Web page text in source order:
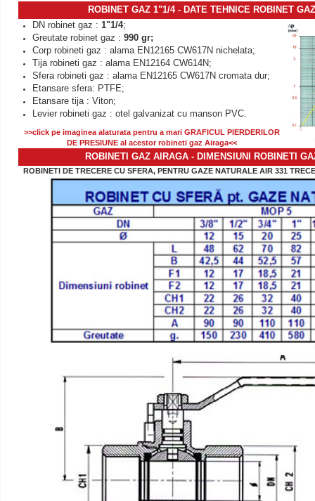
ROBINET GAZ 1"1/4 - DATE TEHNICE ROBINET
DN robinet gaz : 1"1/4;
Greutate robinet gaz : 990 gr;
Corp robineti gaz : alama EN12165 CW617N nichelata;
Tija robineti gaz : alama EN12164 CW614N;
Sfera robineti gaz : alama EN12165 CW617N cromata dur;
Etansare sfera: PTFE;
Etansare tija : Viton;
Levier robineti gaz : otel galvanizat cu manson PVC.
>>click pe imaginea alaturata pentru a mari GRAFICUL PIERDERILOR
DE PRESIUNE al acestor robineti gaz Airaga<<
ROBINETI GAZ AIRAGA - DIMENSIUNI ROBINETI
ROBINETI DE TRECERE CU SFERA, PENTRU GAZE NATURALE AIR 331